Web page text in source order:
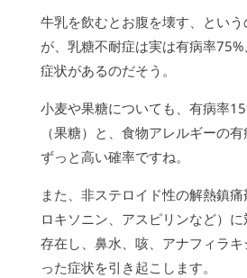
牛乳を飲むとお腹を壊す、とい
が、乳糖不耐症は実は有病率
症状があるのだそう。
小麦や果糖についても、有病率
（果糖）と、食物アレルギーの
ずっと高い確率ですね。
また、非ステロイド性の解熱鎮痛
ロキソニン、アスピリンなど）
存在し、鼻水、咳、アナフィラ
った症状を引き起こします。